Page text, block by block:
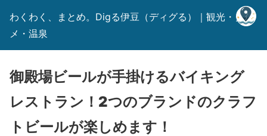
わくわく、まとめ。Digる伊豆（ディグる）｜観光・グル
メ・温泉
御殿場ビールが手掛けるバイキング
レストラン！2つのブランドのクラフ
トビールが楽しめます！